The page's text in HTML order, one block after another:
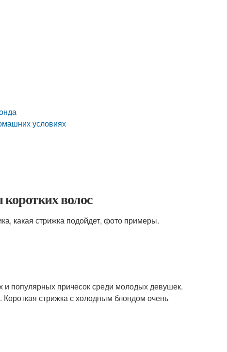
условиях
волос
какая стрижка подойдет, фото примеры.
популярных причесок среди молодых девушек.
стрижка с холодным блондом очень